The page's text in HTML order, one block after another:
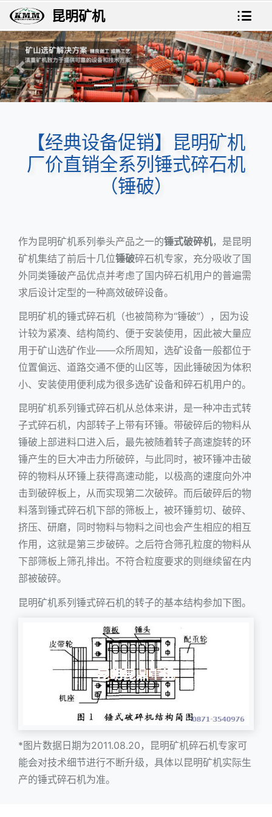
昆明矿机
上一张 下
【经典设备促销】昆明矿机
厂价直销全系列锤式碎石机
（锤破）
作为昆明矿机系列拳头产品之一的锤式破碎机，是昆明
矿机集结了前后十几位锤破碎石机专家，充分吸收了国
外同类锤破产品优点并考虑了国内碎石机用户的普遍需
求后设计定型的一种高效破碎设备。
昆明矿机的锤式碎石机（也被简称为“锤破”），因为设
计较为紧凑、结构简约、便于安装使用，因此被大量应
用于矿山选矿作业——众所周知，选矿设备一般都位于
位置偏远、道路交通不便的山区等，因此锤破因为体积
小、安装使用便利成为很多选矿设备和碎石机用户的。
昆明矿机系列锤式碎石机从总体来讲，是一种冲击式转
子式碎石机，内部转子上带有环锤。带破碎后的物料从
锤破上部进料口进入后，最先被随着转子高速旋转的环
锤产生的巨大冲击力所破碎，与此同时，被环锤冲击破
碎的物料从环锤上获得高速动能，以极高的速度向外冲
击到破碎板上，从而实现第二次破碎。而后破碎后的物
料落到锤式碎石机下部的筛板上，被环锤剪切、破碎、
挤压、研磨，同时物料与物料之间也会产生相应的相互
作用，这就是第三步破碎。之后符合筛孔粒度的物料从
下部筛板上筛孔排出。不符合粒度要求的则继续留在内
部被破碎。
昆明矿机系列锤式碎石机的转子的基本结构参加下图。
*图片数据日期为2011.08.20，昆明矿机碎石机专家可
能会对技术细节进行不断升级，具体以昆明矿机实际生
产的锤式碎石机为准。